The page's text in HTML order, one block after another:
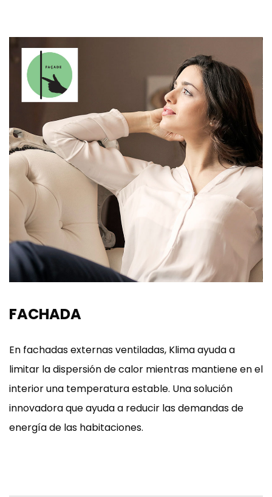
FACHADA
En fachadas externas ventiladas, Klima ayuda a
limitar la dispersión de calor mientras mantiene en el
interior una temperatura estable. Una solución
innovadora que ayuda a reducir las demandas de
energía de las habitaciones.